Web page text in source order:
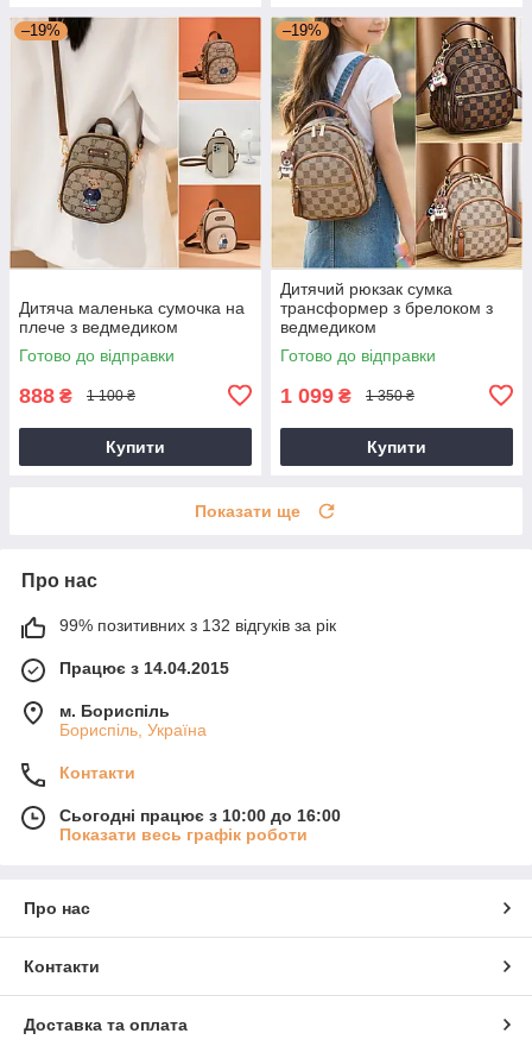
–19%
Дитяча маленька сумочка на
плече з ведмедиком
Готово до відправки
888 ₴ 1 100 ₴
Купити
–19%
Дитячий рюкзак сумка
трансформер з брелоком з
ведмедиком
Готово до відправки
1 099 ₴ 1 350 ₴
Купити
Показати ще
Про нас
99% позитивних з 132 відгуків за рік
Працює з 14.04.2015
м. Бориспіль
Бориспіль, Україна
Контакти
Сьогодні працює з 10:00 до 16:00
Показати весь графік роботи
Про нас
Контакти
Доставка та оплата